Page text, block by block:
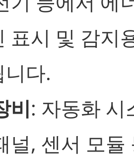
표시 및 감지
다.
비: 자동화 시
널, 센서 모듈